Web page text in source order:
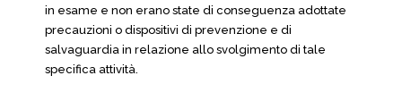
in esame e non erano state di conseguenza adottate
precauzioni o dispositivi di prevenzione e di
salvaguardia in relazione allo svolgimento di tale
specifica attività.